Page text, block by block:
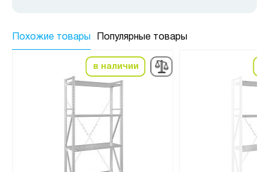
Похожие товары Популярные товары
в наличии